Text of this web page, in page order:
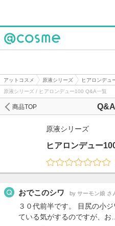
アットコスメ 原液シリーズ ヒアロンデュ
原液シリーズ / ヒアロンデュー100 Q&A一覧
商品TOP
原液シリーズ
ヒアロンデュー
おでこのシワ by サーモン娘 さ
３０代前半です。 目尻の小
ている気がするのですが、お…